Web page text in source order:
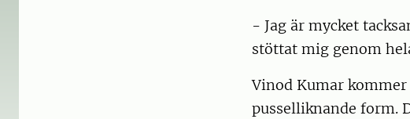
- Jag är mycket
stöttat mig genom
Vinod Kumar
pusselliknande form.